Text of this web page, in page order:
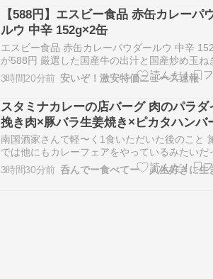
【588円】エスビー食品 赤缶カレーパ
ルウ 中辛 152g×2缶
エスビー食品 赤缶カレーパウダールウ 中辛
が588円 厳選した国産牛の出汁と国産炒め玉ね
用して作り上げた、S&Bがこだわり抜いたおい
パウダールウ。小麦粉不使用。 販売･発送：
3時間20分前 安いぞ！激安特価ニュース速報
スタミナカレーの店バーグ 肉のパラダ
挽き肉×豚バラ生姜焼き×ピカタハンバ
豪快スタミナ爆弾！
南国酒家さんで軽〜く1食いただいた後のこと
では他にもカレーフェアをやっているみたいだ
で、これはハシゴしていくしかないでしょ！と
んで繰り出したたこさんです ・・・が、南国
3時間30分前